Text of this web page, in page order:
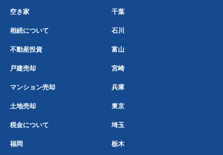
空き家 千葉
相続について 石川
不動産投資 富山
戸建売却 宮崎
マンション売却 兵庫
土地売却 東京
税金について 埼玉
福岡 栃木